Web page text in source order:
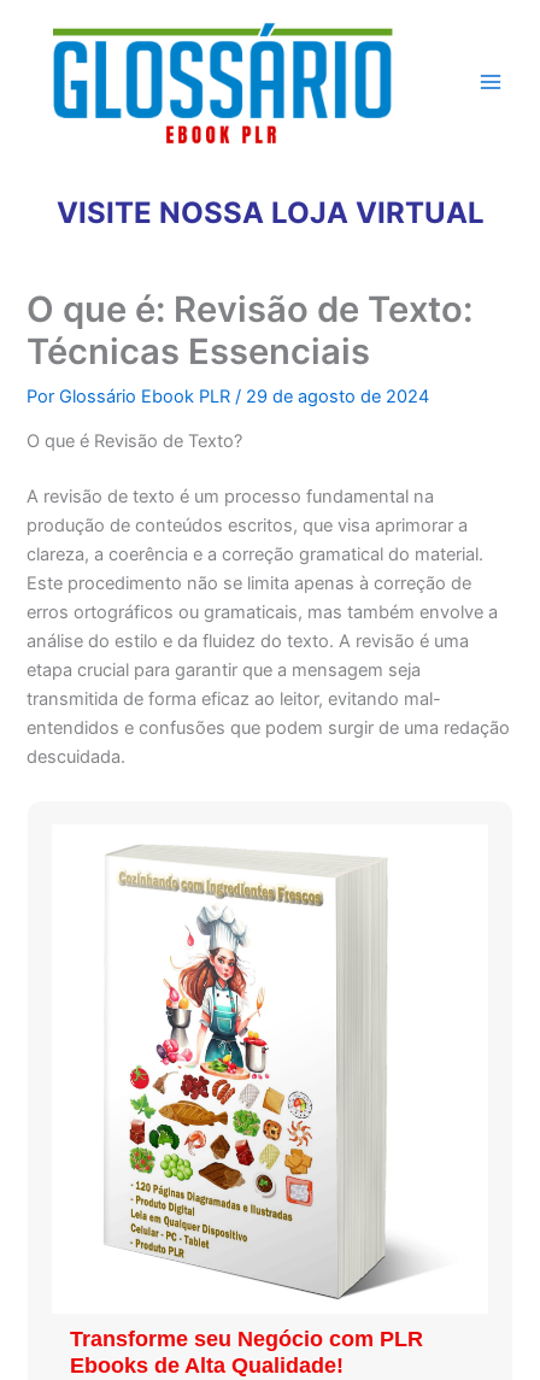
conteúdo
VISITE NOSSA LOJA VIRTUAL
O que é: Revisão de Texto:
Técnicas Essenciais
PorGlossário Ebook PLR/ 29 de agosto de 2024
O que é Revisão de Texto?
A revisão de texto é um processo fundamental na
produção de conteúdos escritos, que visa aprimorar a
clareza, a coerência e a correção gramatical do material.
Este procedimento não se limita apenas à correção de
erros ortográficos ou gramaticais, mas também envolve a
análise do estilo e da fluidez do texto. A revisão é uma
etapa crucial para garantir que a mensagem seja
transmitida de forma eficaz ao leitor, evitando mal-
entendidos e confusões que podem surgir de uma redação
descuidada.
Transforme seu Negócio com PLR
Ebooks de Alta Qualidade!